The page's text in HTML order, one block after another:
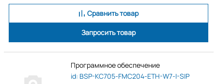
Сравнить товар
Запросить товар
Программное обеспечение
id: BSP-KC705-FMC204-ETH-W7-I-SIP